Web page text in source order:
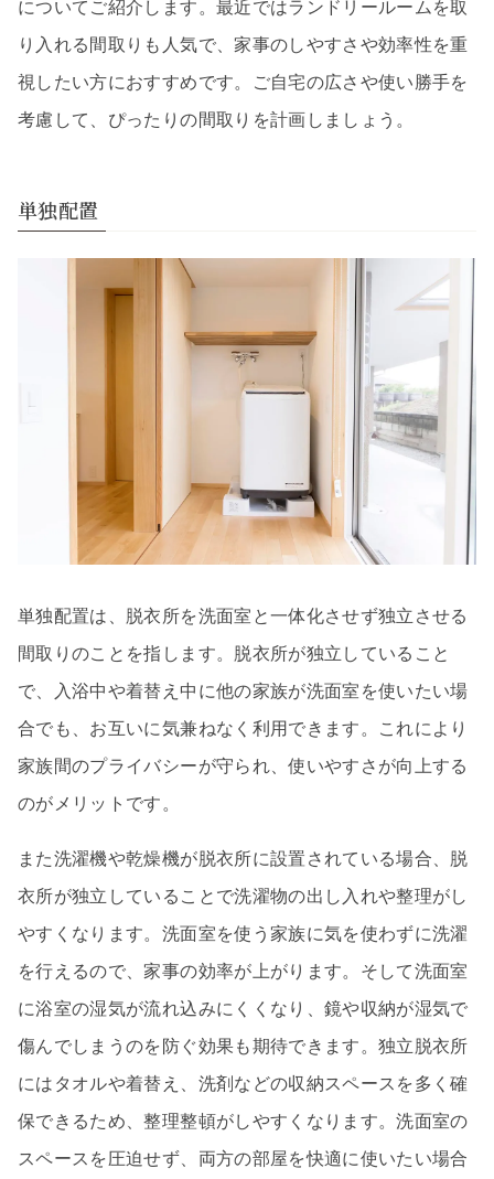
についてご紹介します。最近ではランドリールームを取
り入れる間取りも人気で、家事のしやすさや効率性を重
視したい方におすすめです。ご自宅の広さや使い勝手を
考慮して、ぴったりの間取りを計画しましょう。
単独配置
単独配置は、脱衣所を洗面室と一体化させず独立させる
間取りのことを指します。脱衣所が独立していること
で、入浴中や着替え中に他の家族が洗面室を使いたい場
合でも、お互いに気兼ねなく利用できます。これにより
家族間のプライバシーが守られ、使いやすさが向上する
のがメリットです。
また洗濯機や乾燥機が脱衣所に設置されている場合、脱
衣所が独立していることで洗濯物の出し入れや整理がし
やすくなります。洗面室を使う家族に気を使わずに洗濯
を行えるので、家事の効率が上がります。そして洗面室
に浴室の湿気が流れ込みにくくなり、鏡や収納が湿気で
傷んでしまうのを防ぐ効果も期待できます。独立脱衣所
にはタオルや着替え、洗剤などの収納スペースを多く確
保できるため、整理整頓がしやすくなります。洗面室の
スペースを圧迫せず、両方の部屋を快適に使いたい場合